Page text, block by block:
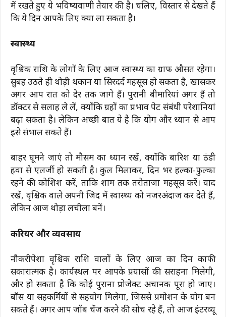
में रखते हुए ये भविष्यवाणी तैयार की है। चलिए, विस्तार से देखते हैं
कि ये दिन आपके लिए क्या ला सकता है।
स्वास्थ्य
वृश्चिक राशि के लोगों के लिए आज स्वास्थ्य का ग्राफ औसत रहेगा।
सुबह उठते ही थोड़ी थकान या सिरदर्द महसूस हो सकता है, खासकर
अगर आप रात को देर तक जागे हैं। पुरानी बीमारियां अगर हैं तो
डॉक्टर से सलाह ले लें, क्योंकि ग्रहों का प्रभाव पेट संबंधी परेशानियां
बढ़ा सकता है। लेकिन अच्छी बात ये है कि योग और ध्यान से आप
इसे संभाल सकते हैं।
बाहर घूमने जाएं तो मौसम का ध्यान रखें, क्योंकि बारिश या ठंडी
हवा से एलर्जी हो सकती है। कुल मिलाकर, दिन भर हल्का-फुल्का
रहने की कोशिश करें, ताकि शाम तक तरोताजा महसूस करें। याद
रखें, वृश्चिक वाले अपनी जिद में स्वास्थ्य को नजरअंदाज कर देते हैं,
लेकिन आज थोड़ा लचीला बनें।
करियर और व्यवसाय
नौकरीपेशा वृश्चिक राशि वालों के लिए आज का दिन काफी
सकारात्मक है। कार्यस्थल पर आपके प्रयासों की सराहना मिलेगी,
और हो सकता है कि कोई पुराना प्रोजेक्ट अचानक पूरा हो जाए।
बॉस या सहकर्मियों से सहयोग मिलेगा, जिससे प्रमोशन के योग बन
सकते हैं। अगर आप जॉब चेंज करने की सोच रहे हैं, तो आज इंटरव्यू